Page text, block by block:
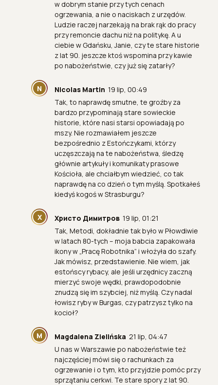
w dobrym stanie przy tych cenach
ogrzewania, a nie o naciskach z urzędów.
Ludzie raczej narzekają na brak rąk do pracy
przy remoncie dachu niż na politykę. A u
ciebie w Gdańsku, Janie, czy te stare historie
z lat 90. jeszcze ktoś wspomina przy kawie
po nabożeństwie, czy już się zatarły?
N Nicolas Martin 19 lip, 00:49
Tak, to naprawdę smutne, te groźby za
bardzo przypominają stare sowieckie
historie, które nasi starsi opowiadają po
mszy. Nie rozmawiałem jeszcze
bezpośrednio z Estończykami, którzy
uczęszczają na te nabożeństwa, śledzę
głównie artykuły i komunikaty prasowe
Kościoła, ale chciałbym wiedzieć, co tak
naprawdę na co dzień o tym myślą. Spotkałeś
kiedyś kogoś w Strasburgu?
Х Христо Димитров 19 lip, 01:21
Tak, Metodi, dokładnie tak było w Płowdiwie
w latach 80-tych – moja babcia zapakowała
ikony w „Pracę Robotnika” i włożyła do szafy.
Jak mówisz, przedstawienie. Nie wiem, jak
estońscy rybacy, ale jeśli urzędnicy zaczną
mierzyć swoje wędki, prawdopodobnie
znudzą się im szybciej, niż myślą. Czy nadal
łowisz ryby w Burgas, czy patrzysz tylko na
kocioł?
M Magdalena Zielińska 21 lip, 04:47
U nas w Warszawie po nabożeństwie też
najczęściej mówi się o rachunkach za
ogrzewanie i o tym, kto przyjdzie pomóc przy
sprzątaniu cerkwi. Te stare spory z lat 90.